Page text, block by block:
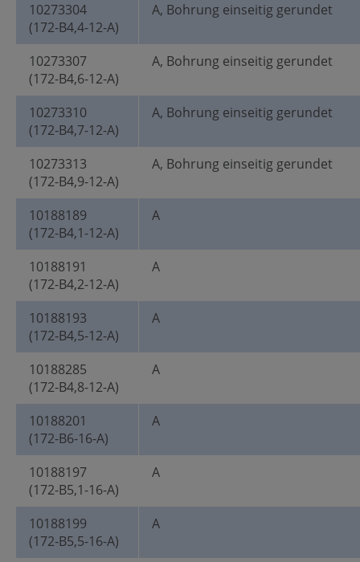
10273304
(172-B4,4-12-A)
A, Bohrung einseitig gerundet
10273307
(172-B4,6-12-A)
A, Bohrung einseitig gerundet
10273310
(172-B4,7-12-A)
A, Bohrung einseitig gerundet
10273313
(172-B4,9-12-A)
A, Bohrung einseitig gerundet
10188189
(172-B4,1-12-A)
A
10188191
(172-B4,2-12-A)
A
10188193
(172-B4,5-12-A)
A
10188285
(172-B4,8-12-A)
A
10188201
(172-B6-16-A)
A
10188197
(172-B5,1-16-A)
A
10188199
(172-B5,5-16-A)
A